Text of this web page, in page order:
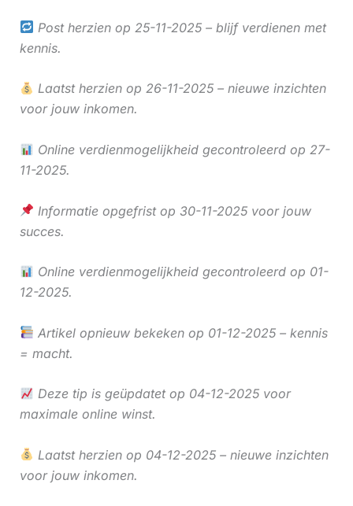
Post herzien op 25-11-2025 – blijf verdienen met
kennis.
Laatst herzien op 26-11-2025 – nieuwe inzichten
voor jouw inkomen.
Online verdienmogelijkheid gecontroleerd op 27-
11-2025.
Informatie opgefrist op 30-11-2025 voor jouw
succes.
Online verdienmogelijkheid gecontroleerd op 01-
12-2025.
Artikel opnieuw bekeken op 01-12-2025 – kennis
= macht.
Deze tip is geüpdatet op 04-12-2025 voor
maximale online winst.
Laatst herzien op 04-12-2025 – nieuwe inzichten
voor jouw inkomen.